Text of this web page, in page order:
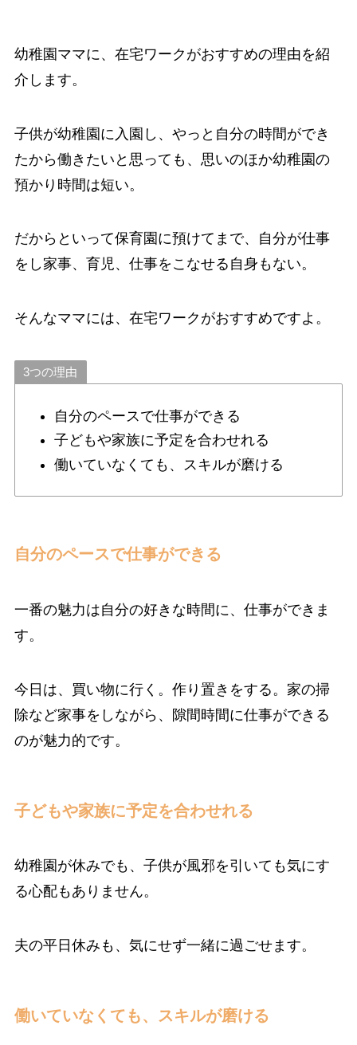
幼稚園ママに、在宅ワークがおすすめの理由を紹
介します。
子供が幼稚園に入園し、やっと自分の時間ができ
たから働きたいと思っても、思いのほか幼稚園の
預かり時間は短い。
だからといって保育園に預けてまで、自分が仕事
をし家事、育児、仕事をこなせる自身もない。
そんなママには、在宅ワークがおすすめですよ。
3つの理由
自分のペースで仕事ができる
子どもや家族に予定を合わせれる
働いていなくても、スキルが磨ける
自分のペースで仕事ができる
一番の魅力は自分の好きな時間に、仕事ができま
す。
今日は、買い物に行く。作り置きをする。家の掃
除など家事をしながら、隙間時間に仕事ができる
のが魅力的です。
子どもや家族に予定を合わせれる
幼稚園が休みでも、子供が風邪を引いても気にす
る心配もありません。
夫の平日休みも、気にせず一緒に過ごせます。
働いていなくても、スキルが磨ける